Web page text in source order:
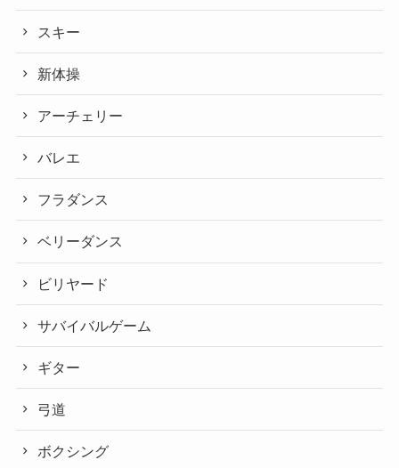
スキー
新体操
アーチェリー
バレエ
フラダンス
ベリーダンス
ビリヤード
サバイバルゲーム
ギター
弓道
ボクシング